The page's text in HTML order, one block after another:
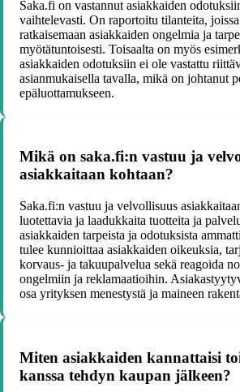
Saka.fi on vastannut asiakkaiden
vaihtelevasti. On raportoitu tilanteita,
ratkaisemaan asiakkaiden ongelmia ja
myötätuntoisesti. Toisaalta on myös
asiakkaiden odotuksiin ei ole vastattu
asianmukaisella tavalla, mikä on johtanut
epäluottamukseen.
Mikä on saka.fi:n vastuu ja
asiakkaitaan kohtaan?
Saka.fi:n vastuu ja velvollisuus
luotettavia ja laadukkaita tuotteita ja
asiakkaiden tarpeista ja odotuksista
tulee kunnioittaa asiakkaiden oikeuksia,
korvaus- ja takuupalvelua sekä reagoida
ongelmiin ja reklamaatioihin.
osa yrityksen menestystä ja maineen
Miten asiakkaiden kannattaisi
kanssa tehdyn kaupan jälkeen?